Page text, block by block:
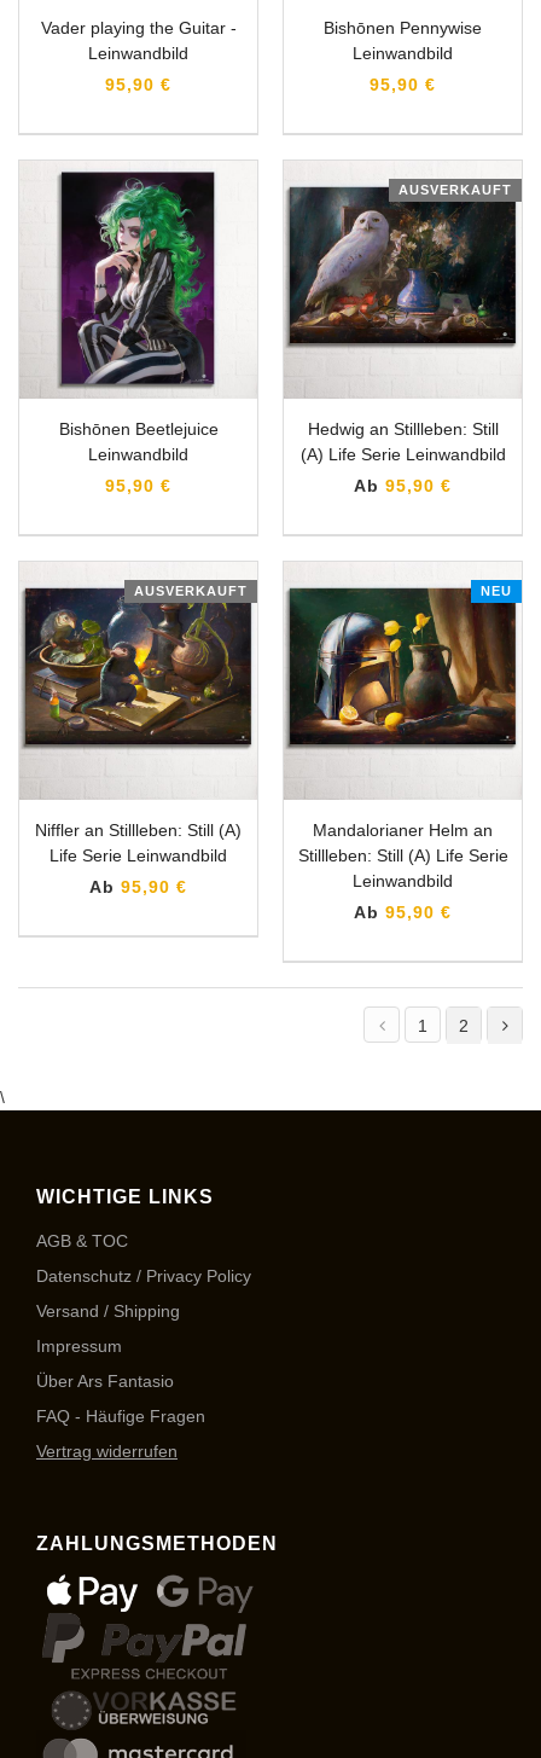
Vader playing the Guitar -
Leinwandbild
95,90 €
Bishōnen Pennywise
Leinwandbild
95,90 €
Bishōnen Beetlejuice
Leinwandbild
95,90 €
AUSVERKAUFT
Hedwig an Stillleben: Still
(A) Life Serie Leinwandbild
Ab 95,90 €
AUSVERKAUFT
Niffler an Stillleben: Still (A)
Life Serie Leinwandbild
Ab 95,90 €
NEU
Mandalorianer Helm an
Stillleben: Still (A) Life Serie
Leinwandbild
Ab 95,90 €
1 2
\
WICHTIGE LINKS
AGB & TOC
Datenschutz / Privacy Policy
Versand / Shipping
Impressum
Über Ars Fantasio
FAQ - Häufige Fragen
Vertrag widerrufen
ZAHLUNGSMETHODEN